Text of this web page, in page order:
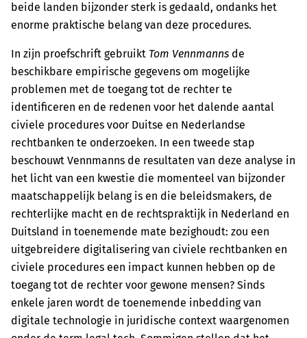
beide landen bijzonder sterk is gedaald, ondanks het
enorme praktische belang van deze procedures.
In zijn proefschrift gebruikt Tom Vennmanns de
beschikbare empirische gegevens om mogelijke
problemen met de toegang tot de rechter te
identificeren en de redenen voor het dalende aantal
civiele procedures voor Duitse en Nederlandse
rechtbanken te onderzoeken. In een tweede stap
beschouwt Vennmanns de resultaten van deze analyse in
het licht van een kwestie die momenteel van bijzonder
maatschappelijk belang is en die beleids­makers, de
rechterlijke macht en de rechtspraktijk in Nederland en
Duitsland in toenemende mate bezighoudt: zou een
uitgebreidere digitalisering van civiele rechtbanken en
civiele procedures een impact kunnen hebben op de
toegang tot de rechter voor gewone mensen? Sinds
enkele jaren wordt de toenemende inbedding van
digitale technologie in juridische context waargenomen